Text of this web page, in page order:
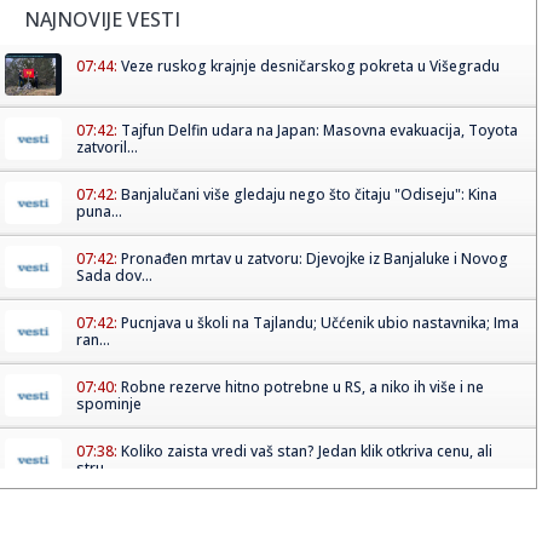
NAJNOVIJE VESTI
07:44: Veze ruskog krajnje desničarskog pokreta u Višegradu
07:42: Tajfun Delfin udara na Japan: Masovna evakuacija, Toyota
zatvoril...
07:42: Banjalučani više gledaju nego što čitaju "Odiseju": Kina
puna...
07:42: Pronađen mrtav u zatvoru: Djevojke iz Banjaluke i Novog
Sada dov...
07:42: Pucnjava u školi na Tajlandu; Učćenik ubio nastavnika; Ima
ran...
07:40: Robne rezerve hitno potrebne u RS, a niko ih više i ne
spominje
07:38: Koliko zaista vredi vaš stan? Jedan klik otkriva cenu, ali
stru...